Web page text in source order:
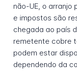
não-UE, o arranjo
e impostos são
chegada ao país
remetente cobre
podem estar
dependendo da